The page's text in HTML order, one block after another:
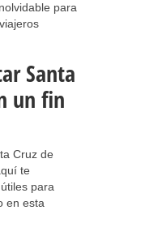
para
Santa
un fin
Cruz de
te
para
en esta